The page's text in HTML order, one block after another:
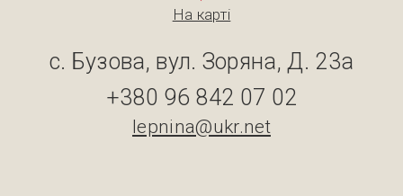
На карті
с. Бузова, вул. Зоряна, Д. 23а
+380 96 842 07 02
lepnina@ukr.net